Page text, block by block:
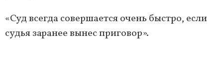
«Суд всегда совершается очень быстро, если
судья заранее вынес приговор».